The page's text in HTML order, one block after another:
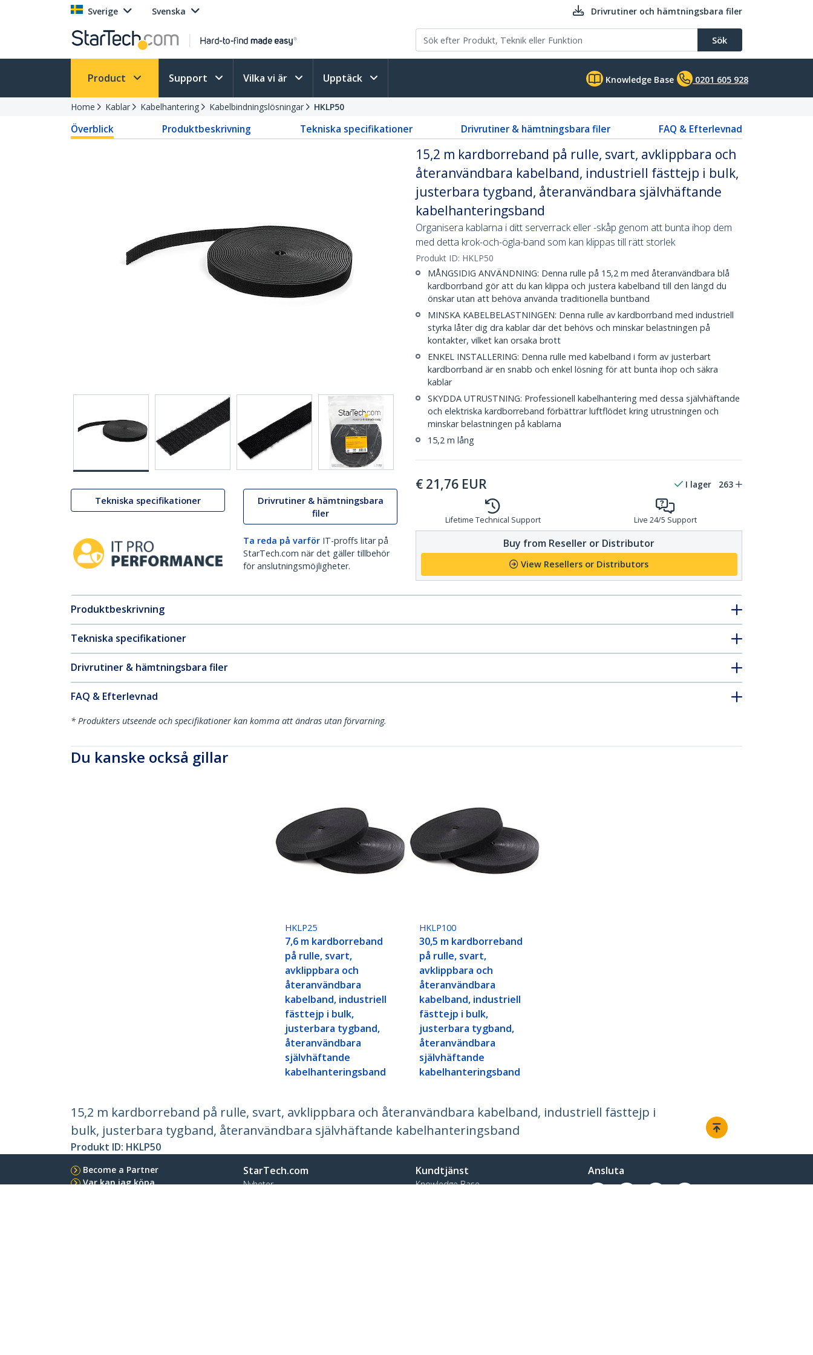
Sverige Svenska Drivrutiner och hämtningsbara filer
Sök
Product Support Vilka vi är Upptäck Knowledge Base 0201 605 928
Home Kablar Kabelhantering Kabelbindningslösningar HKLP50
Överblick Produktbeskrivning Tekniska specifikationer Drivrutiner & hämtningsbara filer FAQ & Efterlevnad
Tekniska specifikationer
Drivrutiner & hämtningsbara
filer
Ta reda på varför IT-proffs litar på
StarTech.com när det gäller tillbehör
för anslutningsmöjligheter.
15,2 m kardborreband på rulle, svart, avklippbara och
återanvändbara kabelband, industriell fästtejp i bulk,
justerbara tygband, återanvändbara självhäftande
kabelhanteringsband
Organisera kablarna i ditt serverrack eller -skåp genom att bunta ihop dem
med detta krok-och-ögla-band som kan klippas till rätt storlek
Produkt ID: HKLP50
MÅNGSIDIG ANVÄNDNING: Denna rulle på 15,2 m med återanvändbara blå
kardborrband gör att du kan klippa och justera kabelband till den längd du
önskar utan att behöva använda traditionella buntband
MINSKA KABELBELASTNINGEN: Denna rulle av kardborrband med industriell
styrka låter dig dra kablar där det behövs och minskar belastningen på
kontakter, vilket kan orsaka brott
ENKEL INSTALLERING: Denna rulle med kabelband i form av justerbart
kardborrband är en snabb och enkel lösning för att bunta ihop och säkra
kablar
SKYDDA UTRUSTNING: Professionell kabelhantering med dessa självhäftande
och elektriska kardborreband förbättrar luftflödet kring utrustningen och
minskar belastningen på kablarna
15,2 m lång
€ 21,76 EUR I lager 263
Lifetime Technical Support Live 24/5 Support
Buy from Reseller or Distributor
View Resellers or Distributors
Produktbeskrivning
Tekniska specifikationer
Drivrutiner & hämtningsbara filer
FAQ & Efterlevnad
* Produkters utseende och specifikationer kan komma att ändras utan förvarning.
Du kanske också gillar
HKLP25
7,6 m kardborreband
på rulle, svart,
avklippbara och
återanvändbara
kabelband, industriell
fästtejp i bulk,
justerbara tygband,
återanvändbara
självhäftande
kabelhanteringsband
HKLP100
30,5 m kardborreband
på rulle, svart,
avklippbara och
återanvändbara
kabelband, industriell
fästtejp i bulk,
justerbara tygband,
återanvändbara
självhäftande
kabelhanteringsband
15,2 m kardborreband på rulle, svart, avklippbara och återanvändbara kabelband, industriell fästtejp i
bulk, justerbara tygband, återanvändbara självhäftande kabelhanteringsband
Produkt ID: HKLP50
Become a Partner
Var kan jag köpa
StarTech.com
Nyheter
Kundtjänst
Knowledge Base
Ansluta